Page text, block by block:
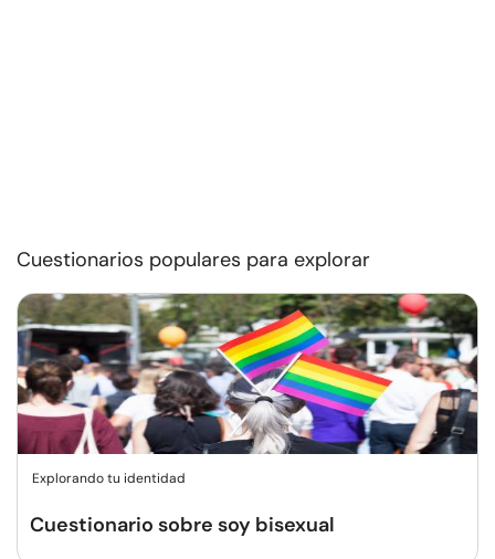
Cuestionarios populares para explorar
Explorando tu identidad
Cuestionario sobre soy bisexual